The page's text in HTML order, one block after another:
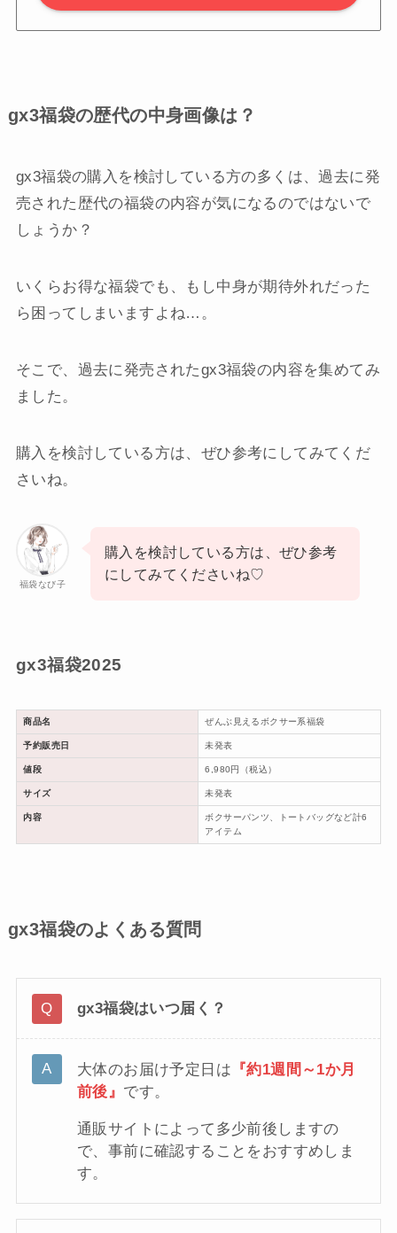
gx3福袋の歴代の中身画像は？
gx3福袋の購入を検討している方の多くは、過去に発
売された歴代の福袋の内容が気になるのではないで
しょうか？
いくらお得な福袋でも、もし中身が期待外れだった
ら困ってしまいますよね…。
そこで、過去に発売されたgx3福袋の内容を集めてみ
ました。
購入を検討している方は、ぜひ参考にしてみてくだ
さいね。
福袋なび子
購入を検討している方は、ぜひ参考
にしてみてくださいね♡
gx3福袋2025
商品名 ぜんぶ見えるボクサー系福袋
予約販売日 未発表
値段 6,980円（税込）
サイズ 未発表
内容
ボクサーパンツ、トートバッグなど計6
アイテム
gx3福袋のよくある質問
gx3福袋はいつ届く？
大体のお届け予定日は 『約1週間～1か月
前後』 です。
通販サイトによって多少前後しますの
で、事前に確認することをおすすめしま
す。